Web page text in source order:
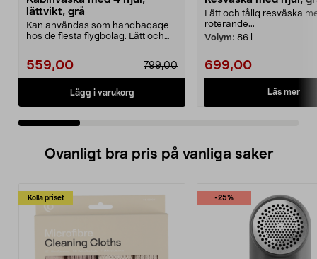
lättvikt, grå
Kan användas som handbagage
hos de flesta flygbolag. Lätt och
559,00 799,00
Lägg i varukorg
Lätt och tålig resväska
roterande...
Volym: 86 l
699,00
Läs mer
Ovanligt bra pris på vanliga saker
Kolla priset -25%